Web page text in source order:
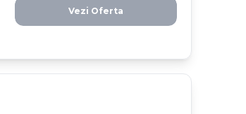
Vezi Oferta